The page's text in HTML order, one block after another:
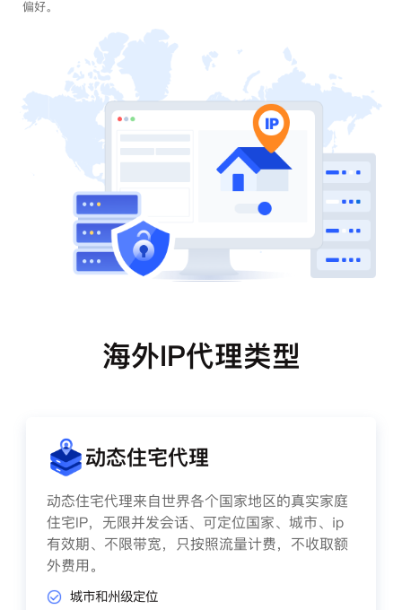
偏好。
海外IP代理类型
动态住宅代理
动态住宅代理来自世界各个国家地区的真实家庭
住宅IP，无限并发会话、可定位国家、城市、ip
有效期、不限带宽，只按照流量计费，不收取额
外费用。
城市和州级定位